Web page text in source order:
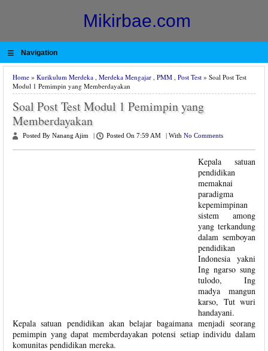
Mikirbae.com
≡ Navigation
Home » Kurikulum Merdeka , Merdeka Mengajar , PMM , Post Test » Soal Post Test
Modul 1 Pemimpin yang Memberdayakan
Soal Post Test Modul 1 Pemimpin yang
Memberdayakan
Posted By Nanang Ajim Posted On 7:59 AM With No Comments
Kepala satuan
pendidikan
memaknai
paradigma
kepemimpinan
sistem among
yang terkandung
dalam semboyan
pendidikan
Indonesia yakni
Ing ngarso sung
tulodo, Ing
madya mangun
karso, Tut wuri
handayani.
Kepala satuan pendidikan akan belajar bagaimana menjadi seorang
pemimpin yang dapat memberdayakan potensi setiap individu dalam
komunitas pendidikan mereka.